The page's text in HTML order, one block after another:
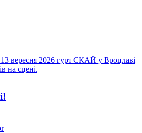
13 вересня 2026 гурт СКАЙ у Вроцлаві
на сцені.